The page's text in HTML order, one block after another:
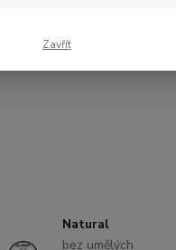
Natural
bez umělých
Zavřít